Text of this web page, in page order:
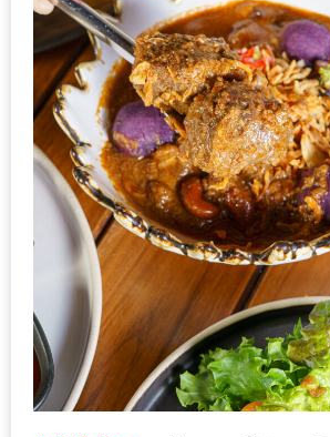
เป็น
ส่วน
ตัว
นโยบาย
ความ
เป็น
ส่วน
ตัว
ประกาศ
ผล
ผู้
โชค